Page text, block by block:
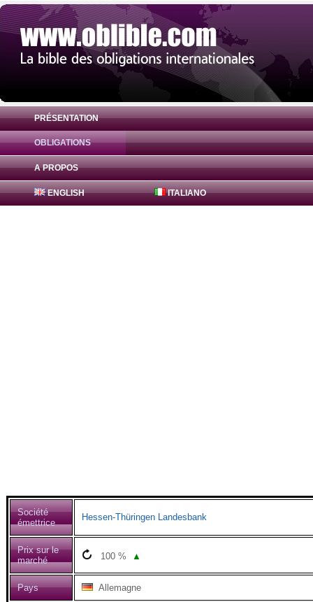
PRÉSENTATION
OBLIGATIONS
A PROPOS
ENGLISH ITALIANO
Obligation Hessen-Thüringen Landesbank
Société
émettrice
Hessen-Thüringen Landesbank
Prix sur le
marché
100 % ▲
Pays Allemagne